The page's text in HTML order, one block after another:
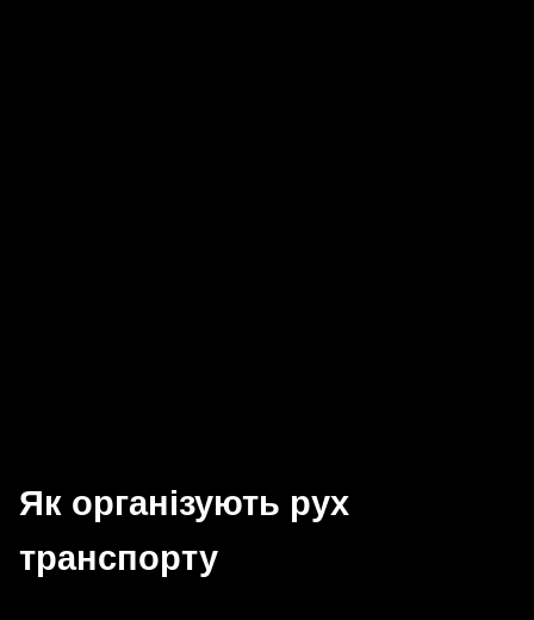
Як організують рух
транспорту